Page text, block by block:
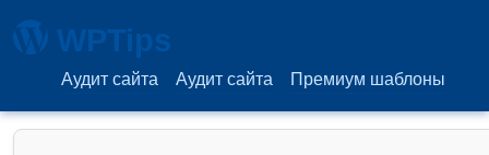
WPTips
Аудит сайта Аудит сайта Премиум шаблоны